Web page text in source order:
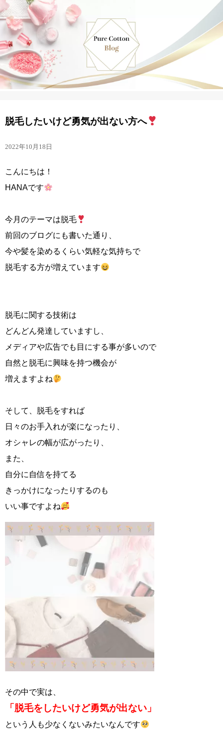
脱毛したいけど勇気が出ない方へ
2022年10月18日
こんにちは！
HANAです
今月のテーマは脱毛
前回のブログにも書いた通り、
今や髪を染めるくらい気軽な気持ちで
脱毛する方が増えています
脱毛に関する技術は
どんどん発達していますし、
メディアや広告でも目にする事が多いので
自然と脱毛に興味を持つ機会が
増えますよね
そして、脱毛をすれば
日々のお手入れが楽になったり、
オシャレの幅が広がったり、
また、
自分に自信を持てる
きっかけになったりするのも
いい事ですよね
その中で実は、
「脱毛をしたいけど勇気が出ない」
という人も少なくないみたいなんです